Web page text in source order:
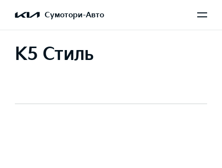
Сумотори-Авто
K5 Стиль